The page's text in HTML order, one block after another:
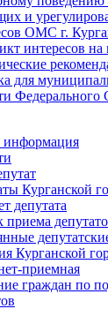
и
ОМС г.
интересов
для
Федерального
Курганской
депутата
приема
Курганской
приемная
граждан по